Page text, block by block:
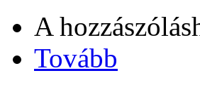
A
Tovább